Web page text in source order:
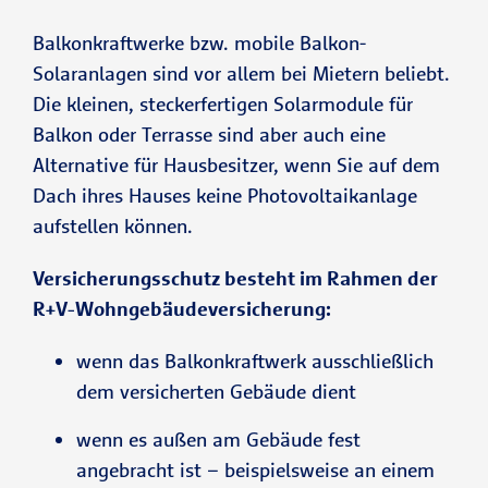
Ableitungsro
hre der
Wasserversor
gung
außerhalb
versicherter
soweit diese
Rohre der
versicherter
Gebäude
oder Anlagen
dienen und
bis 2.500
EUR
wahlweise
bis zu
20.000 EUR
(mit 250
Selbstbeteili
gung)
Abschließbar nur
mit Wohngebäude
gilt nur für
ständig
bewohnte
Zwei- oder
Mehrfamilien
häuser
mit Wohngebäude
comfort.
Balkonkraftwerke bzw. mobile Balkon-
Solaranlagen sind vor allem bei Mietern beliebt.
Die kleinen, steckerfertigen Solarmodule für
Balkon oder Terrasse sind aber auch eine
Alternative für Hausbesitzer, wenn Sie auf dem
Dach ihres Hauses keine Photovoltaikanlage
aufstellen können.
Versicherungsschutz besteht im Rahmen der
R+V-Wohngebäudeversicherung:
wenn das Balkonkraftwerk ausschließlich
dem versicherten Gebäude dient
wenn es außen am Gebäude fest
angebracht ist – beispielsweise an einem